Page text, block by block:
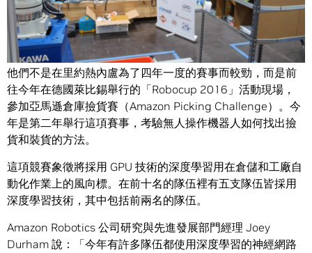
來自美國、德國、日本等地的強隊齊聚一堂，訓練、較勁和
證明自己是世上最厲害的隊伍。
他們不是在里約熱內盧為了四年一度的賽事而較勁，而是前
往今年在德國萊比錫舉行的「Robocup 2016」活動現場，
參加亞馬遜倉庫撿貨賽（Amazon Picking Challenge）。今
年是第二年舉行這項賽事，考驗無人操作機器人如何找出撿
貨和裝貨的方法。
這項競賽象徵將採用 GPU 技術的深度學習用在倉儲和工廠自
動化作業上的風向標。在前十名的隊伍裡有五支隊伍皆採用
深度學習技術，其中包括前兩名的隊伍。
Amazon Robotics 公司研究與先進發展部門經理 Joey
Durham 說：「今年有許多隊伍都使用深度學習的神經網路